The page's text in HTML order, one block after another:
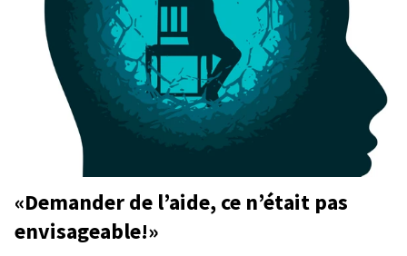
«Demander de l’aide, ce n’était pas
envisageable!»